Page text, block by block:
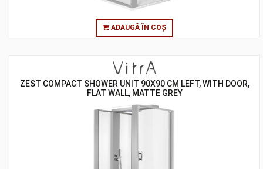
ADAUGĂ ÎN COȘ
ZEST COMPACT SHOWER UNIT 90X90 CM LEFT, WITH DOOR,
FLAT WALL, MATTE GREY